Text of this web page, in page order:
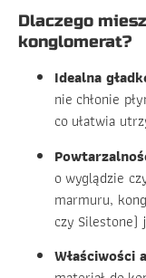
Dlaczego
konglomerat?
Idealna
nie chłonie
co ułatwia
o wyglądzie
marmuru,
czy Silestone)
Właściwości